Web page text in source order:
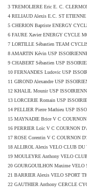
3 TREMOLIERE Eric E. C.
4 RELIAUD Alexis E.C. ST ETIENNE
5 CHERION Baptiste ENERGY
6 FAURE XavierENERGY CYCLE
7 LORTILLE Sébastien TEAM
8 AMARTIN Kévin USP
9 CHABERT Sébastien USP
10 FERNANDES Ludovic USP
11 GIROND Alexandre USP
12 KHALIL MounirUSP
13 LORCERIE Romain USP
14 PELLIER Pierre Mathieu USP
15 MAYNADIE Brice V C
16 PERRIER Loïc V C COURNON
17 ROSE Corentin V C COURNON
18 ALLIROL Alexis VELO CLUB DU
19 MOULEYRE Anthony VELO
20 GOURGOUILHON Maxime VELO
21 BARRIER Alexis VELO SPORT
22 GAUTHIER Anthony CERCLE